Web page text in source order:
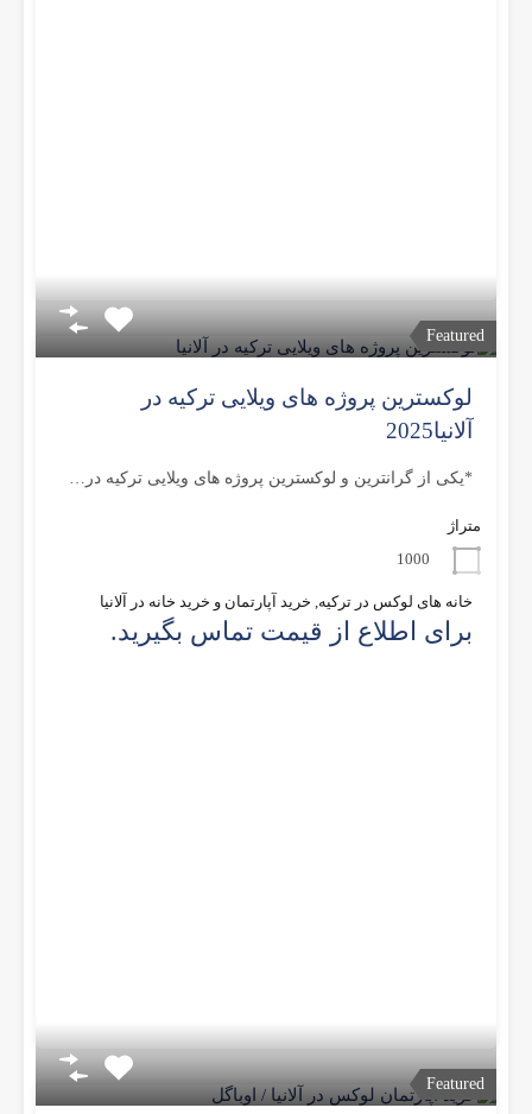
Featured
لوکسترین پروژه های ویلایی ترکیه در
آلانیا2025
*یکی از گرانترین و لوکسترین پروژه های ویلایی ترکیه در…
متراژ
1000
خانه های لوکس در ترکیه, خرید آپارتمان و خرید خانه در آلانیا
برای اطلاع از قیمت تماس بگیرید.
Featured